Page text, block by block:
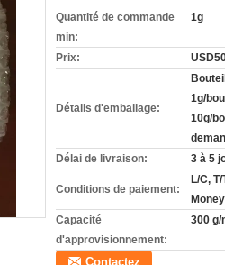
Quantité de commande
min:
1g
Prix:
Détails d'emballage:
1g/
10g/
Délai de livraison:
3 à 5
Conditions de paiement:
L/C,
Capacité
d'approvisionnement:
300 g/
Contactez